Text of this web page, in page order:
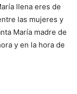
llena eres de
las mujeres y
María madre de
y en la hora de